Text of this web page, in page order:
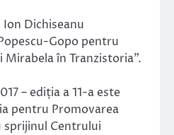
Dichiseanu
Gopo pentru
în Tranzistoria”.
– ediția a 11-a este
pentru Promovarea
sprijinul Centrului